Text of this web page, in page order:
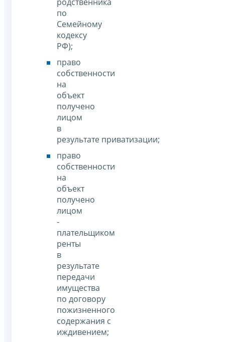
по
Семейному
кодексу
РФ);
право
собственности
на
объект
получено
лицом
в
результате приватизации;
право
собственности
на
объект
получено
лицом
-
плательщиком
ренты
в
результате
передачи
имущества
по договору
пожизненного
содержания с
иждивением;